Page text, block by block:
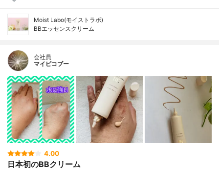
Moist Labo(モイストラボ)
BBエッセンスクリーム
会社員
マイピコブー
4.00
日本初のBBクリーム